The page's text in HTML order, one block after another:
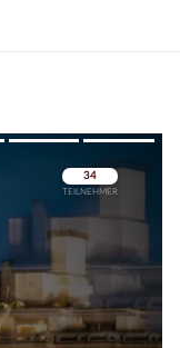
Überspringen